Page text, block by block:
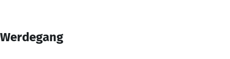
Werdegang